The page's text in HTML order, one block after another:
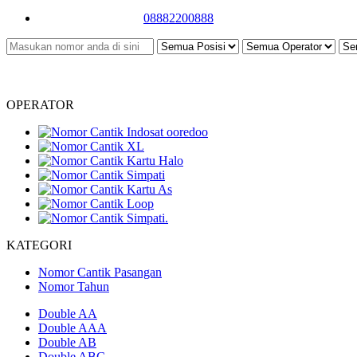
08882200888
OPERATOR
KATEGORI
Nomor Cantik Pasangan
Nomor Tahun
Double AA
Double AAA
Double AB